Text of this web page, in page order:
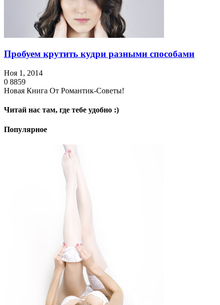
Пробуем крутить кудри разными способами
Ноя 1, 2014
0 8859
Новая Книга От Романтик-Советы!
Читай нас там, где тебе удобно :)
Популярное